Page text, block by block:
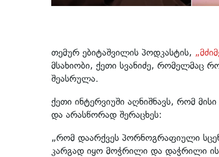
თემურ ებიტაშვილის პოდკასტის,
მსახიობი, ქეთი სვანიძე, რომელმაც
შეასრულა.
ქეთი ინტერვიუში აღნიშნავს, რომ
და არასწორად შერაცხეს:
„რომ დაარქვეს პორნოგრაფიული
კარგად იყო მოჭრილი და დაჭრილი